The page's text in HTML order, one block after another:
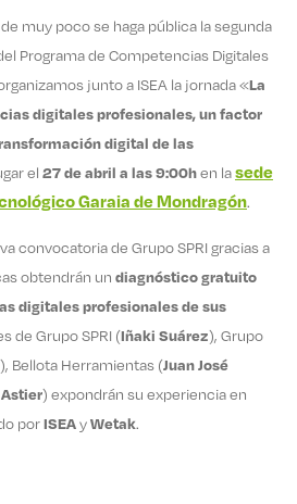
muy poco se haga pública la segunda
Programa de Competencias Digitales
junto a ISEA la jornada «La
digitales profesionales, un factor
digital de las
el 27 de abril a las 9:00hen lasede
Garaia de Mondragón.
convocatoria de Grupo SPRI gracias a
obtendrán un diagnóstico gratuito
digitales profesionales de sus
de Grupo SPRI (Iñaki Suárez), Grupo
), Bellota Herramientas (Juan José
) expondrán su experiencia en
porISEAyWetak.